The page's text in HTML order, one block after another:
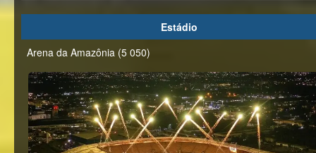
Estádio
Arena da Amazônia (5 050)